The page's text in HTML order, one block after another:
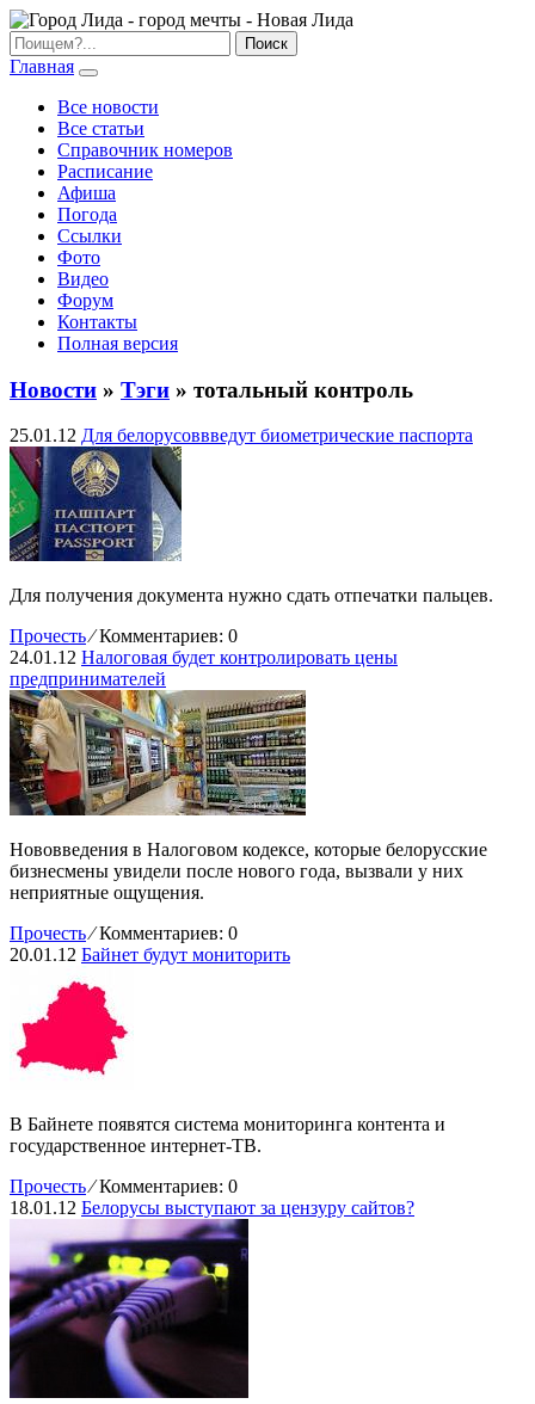
Главная
Все новости
Все статьи
Справочник номеров
Расписание
Афиша
Погода
Ссылки
Фото
Видео
Форум
Контакты
Полная версия
Новости » Тэги » тотальный контроль
25.01.12 Для белорусоввведут биометрические паспорта
Для получения документа нужно сдать отпечатки пальцев.
Прочесть ⁄Комментариев: 0
24.01.12 Налоговая будет контролировать цены
предпринимателей
Нововведения в Налоговом кодексе, которые белорусские
бизнесмены увидели после нового года, вызвали у них
неприятные ощущения.
Прочесть ⁄Комментариев: 0
20.01.12 Байнет будут мониторить
В Байнете появятся система мониторинга контента и
государственное интернет-ТВ.
Прочесть ⁄Комментариев: 0
18.01.12 Белорусы выступают за цензуру сайтов?